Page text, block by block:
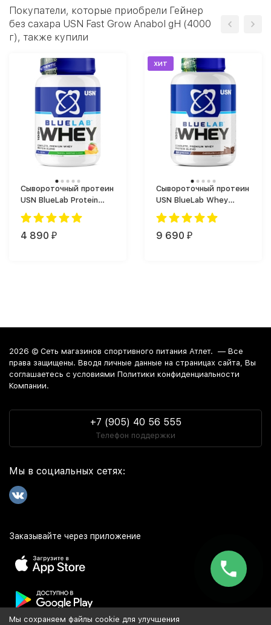
Покупатели, которые приобрели Гейнер
без сахара USN Fast Grow Anabol gH (4000
г), также купили
Сывороточный протеин
USN BlueLab Protein
(908 г)
4 890 ₽
хит
Сывороточный протеин
USN BlueLab Whey
(2000 г)
9 690 ₽
2026 © Сеть магазинов спортивного питания Атлет. — Все
права защищены. Вводя личные данные на страницах сайта, Вы
соглашаетесь c условиями Политики конфиденциальности
Компании.
+7 (905) 40 56 555
Телефон поддержки
Мы в социальных сетях:
Заказывайте через приложение
Мы сохраняем файлы cookie для улучшения